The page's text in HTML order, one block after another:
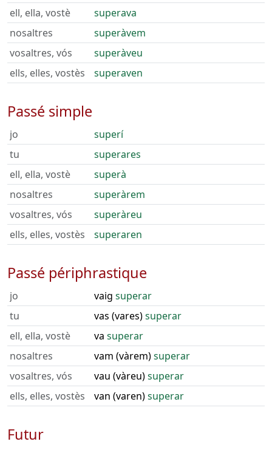
ell, ella, vostè
superava
nosaltres
superàvem
vosaltres, vós
superàveu
ells, elles, vostès
superaven
Passé simple
jo
superí
tu
superares
ell, ella, vostè
superà
nosaltres
superàrem
vosaltres, vós
superàreu
ells, elles, vostès
superaren
Passé périphrastique
jo vaig superar
tu
vas (vares)superar
ell, ella, vostè
va superar
nosaltres
vam (vàrem)superar
vosaltres, vós
vau (vàreu)superar
ells, elles, vostès
van (varen)superar
Futur